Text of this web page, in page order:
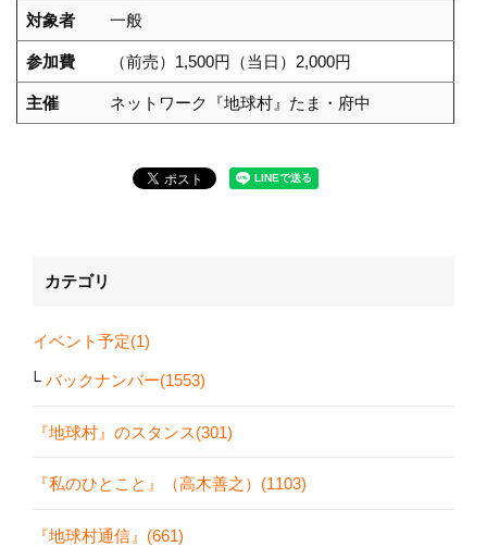
対象者 一般
参加費 （前売）1,500円（当日）2,000円
主催 ネットワーク『地球村』たま・府中
カテゴリ
イベント予定(1)
バックナンバー(1553)
『地球村』のスタンス(301)
『私のひとこと』（高木善之）(1103)
『地球村通信』(661)